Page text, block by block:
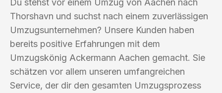
Du stehst vor einem Umzug von Aachen nach
Thorshavn und suchst nach einem zuverlässigen
Umzugsunternehmen? Unsere Kunden haben
bereits positive Erfahrungen mit dem
Umzugskönig Ackermann Aachen gemacht. Sie
schätzen vor allem unseren umfangreichen
Service, der dir den gesamten Umzugsprozess